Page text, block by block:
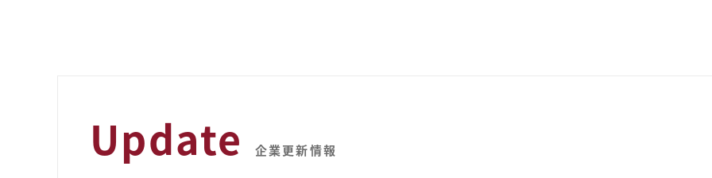
Update 企業更新情報